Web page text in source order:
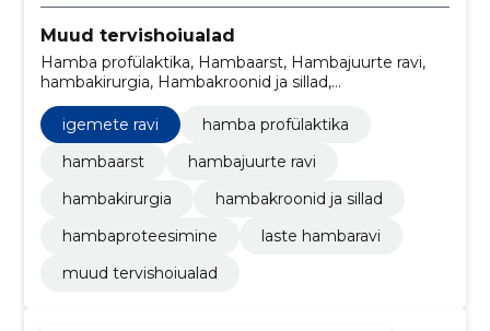
Muud tervishoiualad
Hamba profülaktika, Hambaarst, Hambajuurte ravi,
hambakirurgia, Hambakroonid ja sillad,
Hambaproteesimine, hambaröntgen, Igemete ravi,
laste hambaravi
igemete ravi
hamba profülaktika
hambaarst
hambajuurte ravi
hambakirurgia
hambakroonid ja sillad
hambaproteesimine
laste hambaravi
muud tervishoiualad